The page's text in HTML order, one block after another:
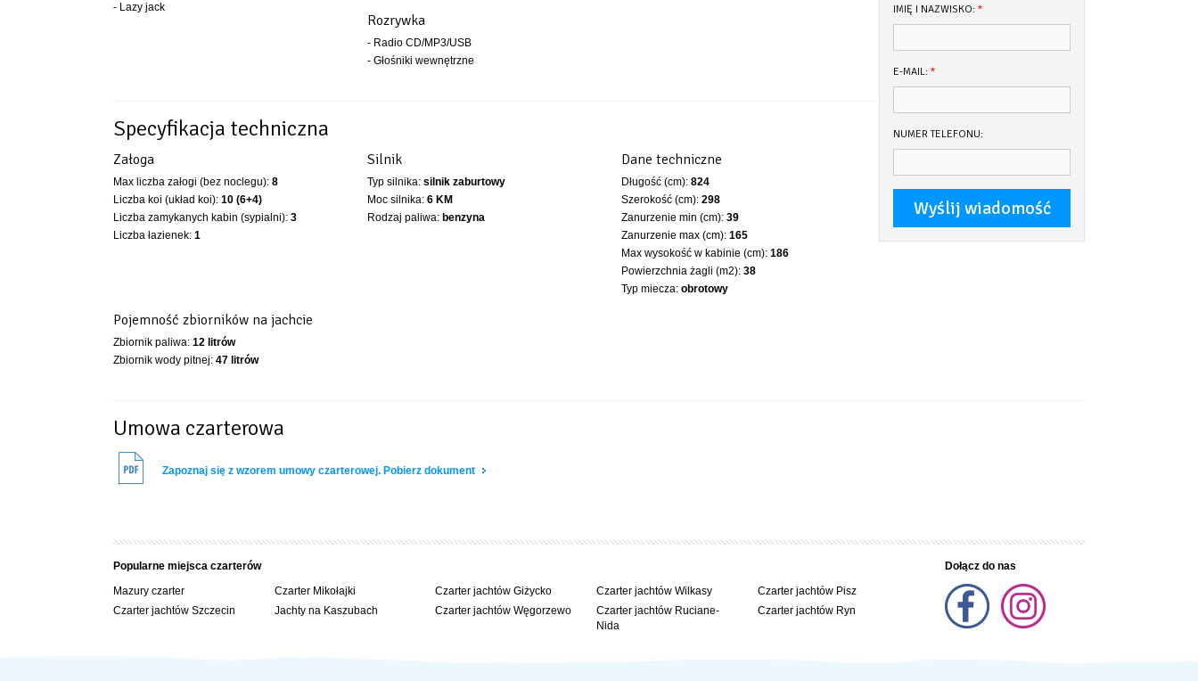
- Lazy jack
Rozrywka
- Radio CD/MP3/USB
- Głośniki wewnętrzne
Specyfikacja techniczna
Załoga
Max liczba załogi (bez noclegu): 8
Liczba koi (układ koi): 10 (6+4)
Liczba zamykanych kabin (sypialni): 3
Liczba łazienek: 1
Silnik
Typ silnika: silnik zaburtowy
Moc silnika: 6 KM
Rodzaj paliwa: benzyna
Dane techniczne
Długość (cm): 824
Szerokość (cm): 298
Zanurzenie min (cm): 39
Zanurzenie max (cm): 165
Max wysokość w kabinie (cm): 186
Powierzchnia żagli (m2): 38
Typ miecza: obrotowy
Pojemność zbiorników na jachcie
Zbiornik paliwa: 12 litrów
Zbiornik wody pitnej: 47 litrów
Umowa czarterowa
Zapoznaj się z wzorem umowy czarterowej. Pobierz dokument
IMIĘ I NAZWISKO: *
E-MAIL: *
NUMER TELEFONU:
Popularne miejsca czarterów
Mazury czarter
Czarter jachtów Szczecin
Czarter Mikołajki
Jachty na Kaszubach
Czarter jachtów Giżycko
Czarter jachtów Węgorzewo
Czarter jachtów Wilkasy
Czarter jachtów Ruciane-
Nida
Czarter jachtów Pisz
Czarter jachtów Ryn
Dołącz do nas